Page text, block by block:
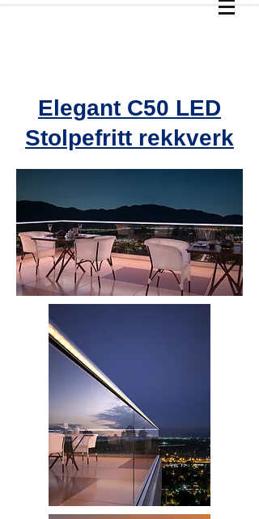
Elegant C50 LED
Stolpefritt rekkverk